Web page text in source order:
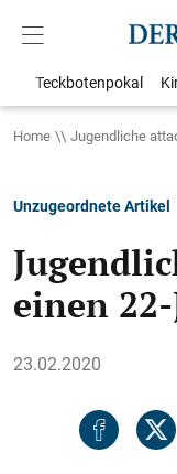
Teckbotenpokal
Home Jugendliche
Unzugeordnete Artikel
einen
23.02.2020